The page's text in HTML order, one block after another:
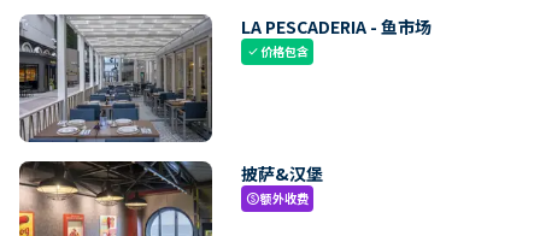
LA PESCADERIA - 鱼市场
check价格包含
披萨&汉堡
paid额外收费